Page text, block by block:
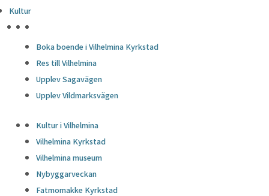
Kultur
Boka boende i Vilhelmina Kyrkstad
Res till Vilhelmina
Upplev Sagavägen
Upplev Vildmarksvägen
Kultur i Vilhelmina
Vilhelmina Kyrkstad
Vilhelmina museum
Nybyggarveckan
Fatmomakke Kyrkstad